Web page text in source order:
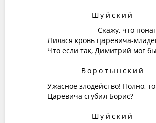
Шуйский
Скажу, что
Лилася кровь царевича-
Что если так, Димитрий мог
Воротынский
Ужасное злодейство! Полно,
Царевича сгубил Борис?
Шуйский